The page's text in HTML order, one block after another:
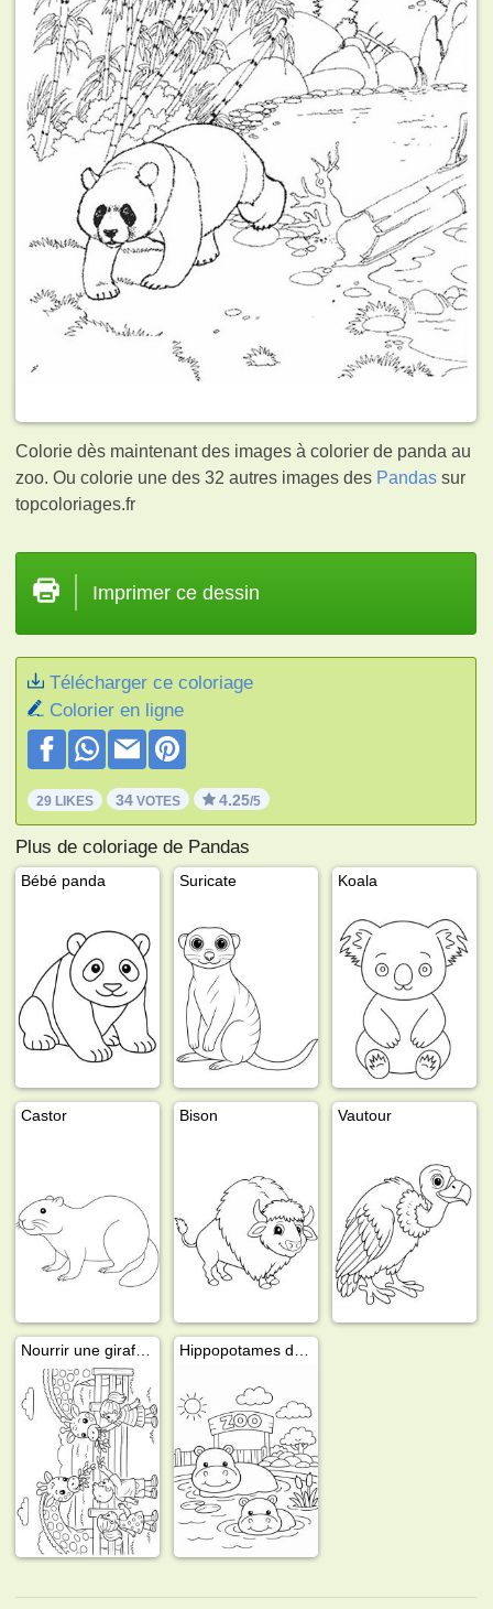
Colorie dès maintenant des images à colorier de panda au
zoo. Ou colorie une des 32 autres images des Pandas sur
topcoloriages.fr
Imprimer ce dessin
Télécharger ce coloriage
Colorier en ligne
29 LIKES 34 VOTES 4.25/5
Plus de coloriage de Pandas
Bébé panda Suricate Koala
Castor Bison Vautour